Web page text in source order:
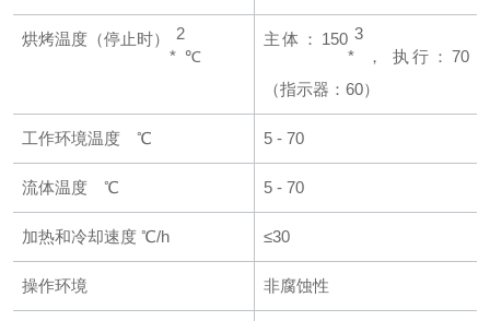
烘烤温度（停止时）
*
2
℃
主体：150
*
3
， 执行：70
（指示器：60）
工作环境温度 ℃ 5 - 70
流体温度 ℃ 5 - 70
加热和冷却速度 ℃/h ≤30
操作环境 非腐蚀性